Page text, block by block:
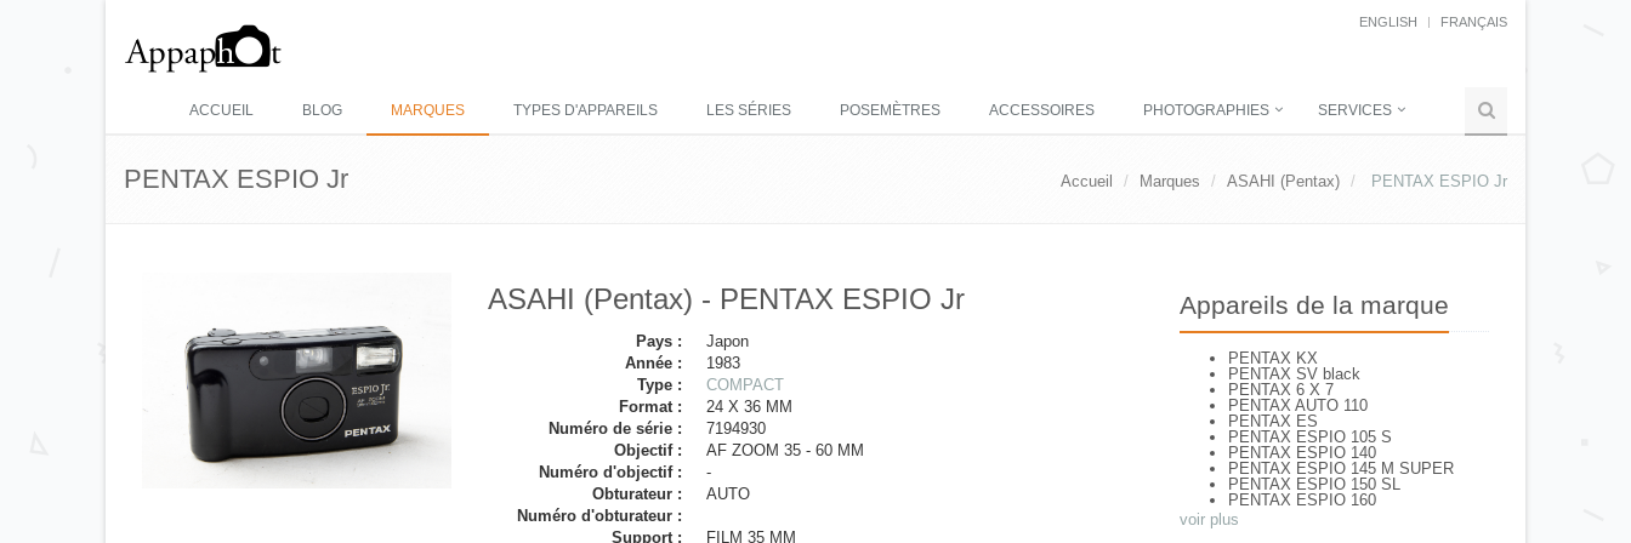
ENGLISH FRANÇAIS
ACCUEIL BLOG MARQUES TYPES D'APPAREILS LES SÉRIES POSEMÈTRES ACCESSOIRES PHOTOGRAPHIES SERVICES
PENTAX ESPIO Jr Accueil Marques ASAHI (Pentax) PENTAX ESPIO Jr
ASAHI (Pentax) - PENTAX ESPIO Jr
Pays :
Japon
Année :
1983
Type :
COMPACT
Format :
24 X 36 MM
Numéro de série :
7194930
Objectif :
AF ZOOM 35 - 60 MM
Numéro d'objectif :
-
Obturateur :
AUTO
Numéro d'obturateur :
Support :
FILM 35 MM
Appareils de la marque
PENTAX KX
PENTAX SV black
PENTAX 6 X 7
PENTAX AUTO 110
PENTAX ES
PENTAX ESPIO 105 S
PENTAX ESPIO 140
PENTAX ESPIO 145 M SUPER
PENTAX ESPIO 150 SL
PENTAX ESPIO 160
PENTAX K 1000
voir plus